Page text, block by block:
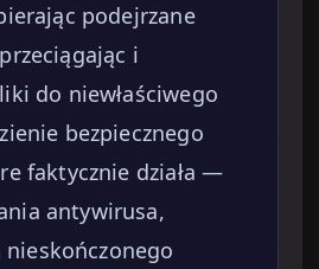
podejrzane
i
do niewłaściwego
bezpiecznego
faktycznie działa —
antywirusa,